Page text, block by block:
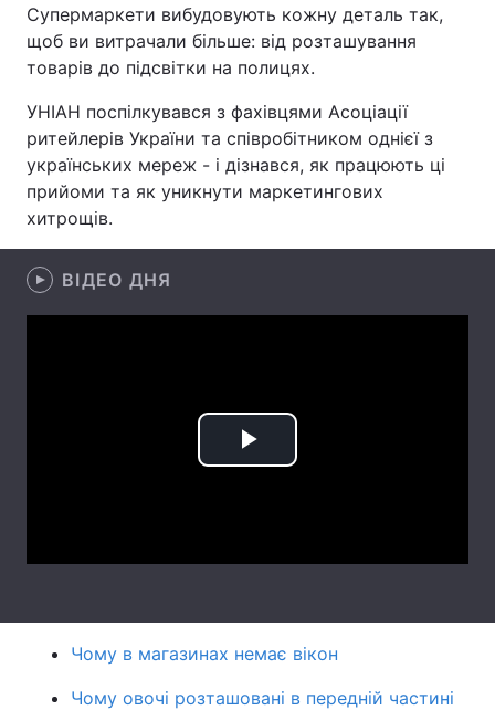
Спорт Наука
Техно і зв'язок
Зброя Інциденти
Здоров'я
Цікавинки
Екологія
Супермаркети вибудовують кожну деталь так,
щоб ви витрачали більше: від розташування
товарів до підсвітки на полицях.
УНІАН поспілкувався з фахівцями Асоціації
ритейлерів України та співробітником однієї з
українських мереж - і дізнався, як працюють ці
прийоми та як уникнути маркетингових
хитрощів.
ВІДЕО ДНЯ
Play
Чому в магазинах немає вікон
Чому овочі розташовані в передній частині